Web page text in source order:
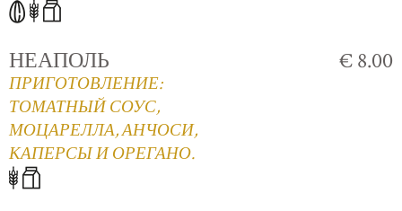
НЕАПОЛЬ
ПРИГОТОВЛЕНИЕ:
ТОМАТНЫЙ СОУС,
МОЦАРЕЛЛА, АНЧОСИ,
КАПЕРСЫ И ОРЕГАНО.
€ 8.00